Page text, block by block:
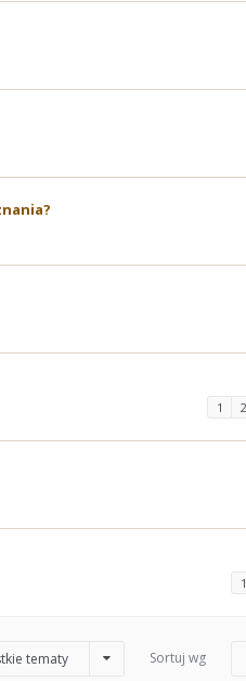
1 2
1
tematy Sortuj wg